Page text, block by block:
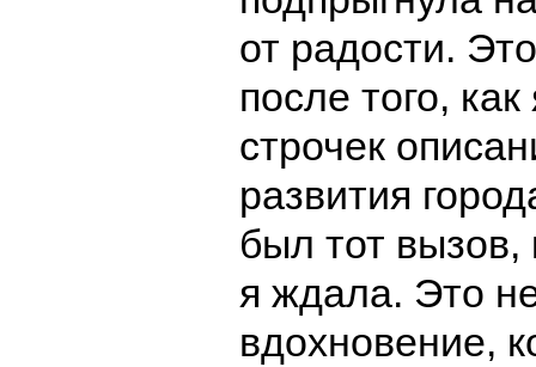
от радости.
после того,
строчек
развития
был тот вызов,
я ждала. Это
вдохновение,